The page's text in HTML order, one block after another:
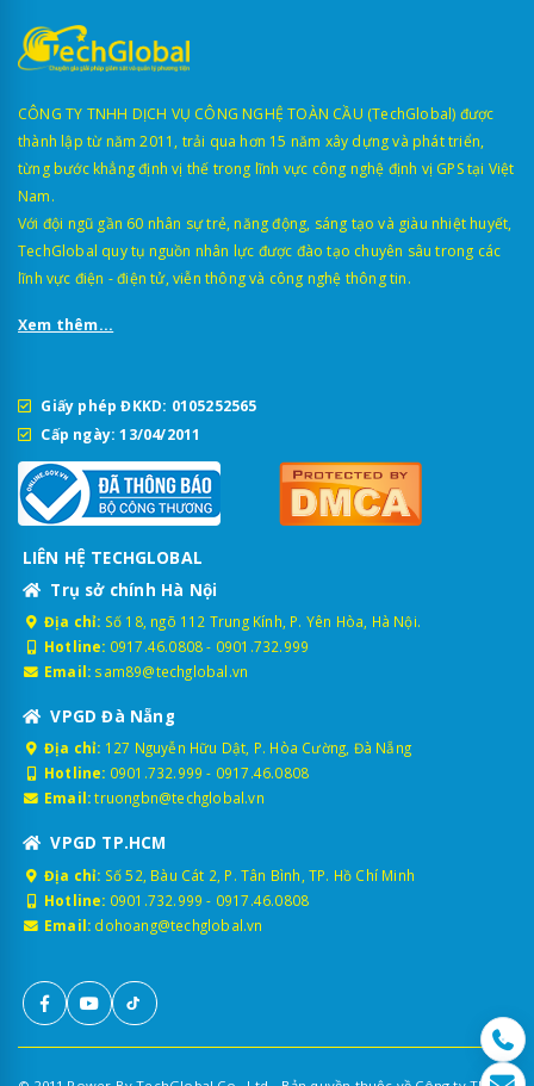
CÔNG TY TNHH DỊCH VỤ CÔNG NGHỆ TOÀN CẦU (TechGlobal) được
thành lập từ năm 2011, trải qua hơn 15 năm xây dựng và phát triển,
từng bước khẳng định vị thế trong lĩnh vực công nghệ định vị GPS tại Việt
Nam.
Với đội ngũ gần 60 nhân sự trẻ, năng động, sáng tạo và giàu nhiệt huyết,
TechGlobal quy tụ nguồn nhân lực được đào tạo chuyên sâu trong các
lĩnh vực điện - điện tử, viễn thông và công nghệ thông tin.
Xem thêm...
Giấy phép ĐKKD: 0105252565
Cấp ngày: 13/04/2011
LIÊN HỆ TECHGLOBAL
Trụ sở chính Hà Nội
Địa chỉ: Số 18, ngõ 112 Trung Kính, P. Yên Hòa, Hà Nội.
Hotline: 0917.46.0808- 0901.732.999
Email: sam89@techglobal.vn
VPGD Đà Nẵng
Địa chỉ: 127 Nguyễn Hữu Dật, P. Hòa Cường, Đà Nẵng
Hotline: 0901.732.999 - 0917.46.0808
Email: truongbn@techglobal.vn
VPGD TP.HCM
Địa chỉ: Số 52, Bàu Cát 2, P. Tân Bình, TP. Hồ Chí Minh
Hotline: 0901.732.999 - 0917.46.0808
Email: dohoang@techglobal.vn